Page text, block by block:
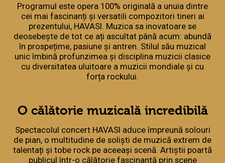
Programul este opera 100% originală a unuia dintre
cei mai fascinanți și versatili compozitori tineri ai
prezentului, HAVASI. Muzica sa inovatoare se
deosebește de tot ce ați ascultat până acum: abundă
în prospețime, pasiune și antren. Stilul său muzical
unic îmbină profunzimea și disciplina muzicii clasice
cu diversitatea uluitoare a muzicii mondiale și cu
forța rockului.
O călătorie muzicală incredibilă
Spectacolul concert HAVASI aduce împreună solouri
de pian, o multitudine de soliști de muzică extrem de
talentați și tobe rock pe aceeași scenă. Artiștii poartă
publicul într-o călătorie fascinantă prin scene